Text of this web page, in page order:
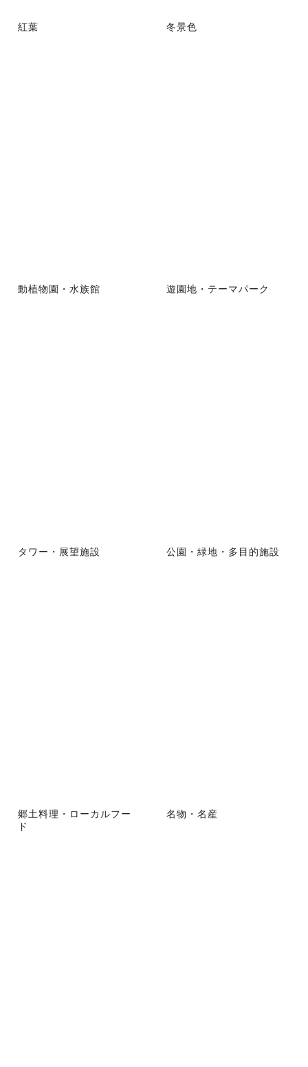
紅葉 冬景色
動植物園・水族館 遊園地・テーマパーク
タワー・展望施設 公園・緑地・多目的施設
郷土料理・ローカルフー
ド
名物・名産